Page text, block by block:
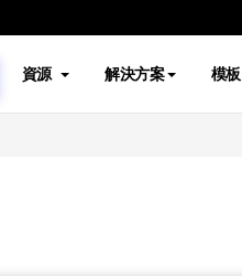
資源 解決方案 模板